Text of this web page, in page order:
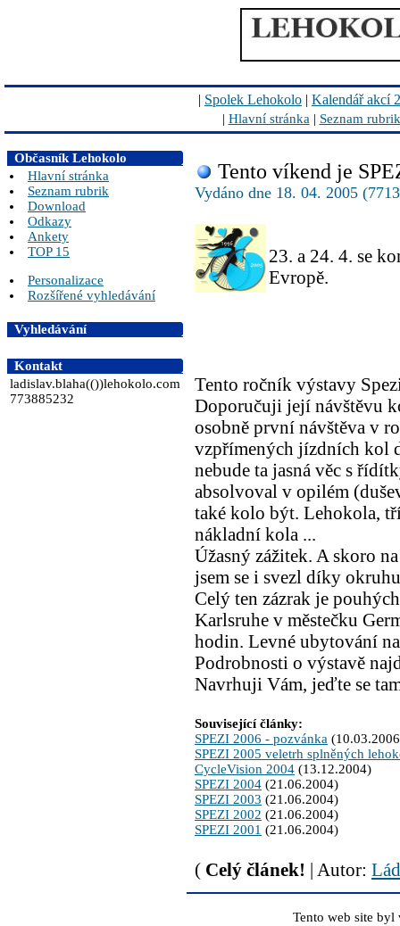
| Spolek Lehokolo | Kalendář akcí
| Hlavní stránka | Seznam rubrik
Občasník Lehokolo
Hlavní stránka
Seznam rubrik
Download
Odkazy
Ankety
TOP 15
Personalizace
Rozšířené vyhledávání
Vyhledávání
Kontakt
ladislav.blaha(())lehokolo.com
773885232
Tento víkend je
Vydáno dne 18. 04. 2005
23. a 24. 4. se
Evropě.
Tento ročník výstavy
Doporučuji její návštěvu
osobně první návštěva v
vzpřímených jízdních kol
nebude ta jasná věc s
absolvoval v opilém
také kolo být. Lehokola,
nákladní kola ...
Úžasný zážitek. A skoro
jsem se i svezl díky
Celý ten zázrak je
Karlsruhe v městečku
hodin. Levné ubytování
Podrobnosti o výstavě
Navrhuji Vám, jeďte se
Související články:
SPEZI 2006 - pozvánka
SPEZI 2005 veletrh splněných
CycleVision 2004 (13.12.2004)
SPEZI 2004 (21.06.2004)
SPEZI 2003 (21.06.2004)
SPEZI 2002 (21.06.2004)
SPEZI 2001 (21.06.2004)
( Celý článek! | Autor:
Tento web site